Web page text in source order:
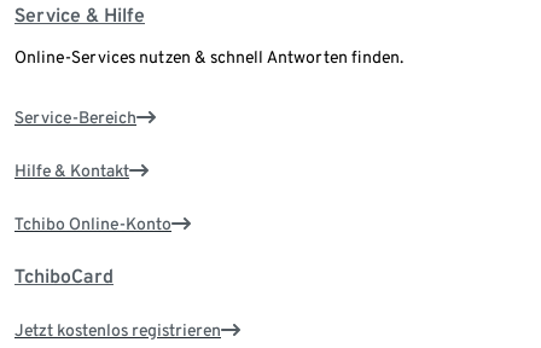
Service & Hilfe
Online-Services nutzen & schnell Antworten finden.
Service-Bereich
Hilfe & Kontakt
Tchibo Online-Konto
TchiboCard
Jetzt kostenlos registrieren